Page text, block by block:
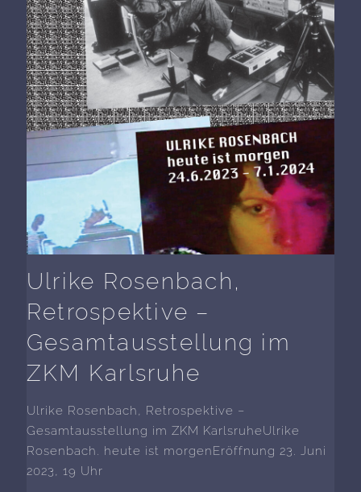
Ulrike Rosenbach,
Retrospektive –
Gesamtausstellung im
ZKM Karlsruhe
Ulrike Rosenbach, Retrospektive –
Gesamtausstellung im ZKM KarlsruheUlrike
Rosenbach. heute ist morgenEröffnung 23. Juni
2023, 19 Uhr